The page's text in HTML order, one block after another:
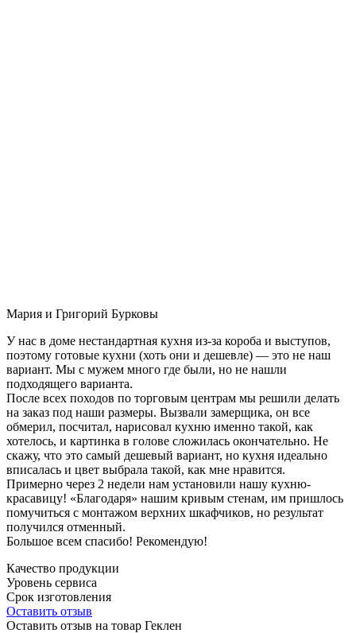
Мария и Григорий Бурковы
У нас в доме нестандартная кухня из-за короба и выступов,
поэтому готовые кухни (хоть они и дешевле) — это не наш
вариант. Мы с мужем много где были, но не нашли
подходящего варианта.
После всех походов по торговым центрам мы решили делать
на заказ под наши размеры. Вызвали замерщика, он все
обмерил, посчитал, нарисовал кухню именно такой, как
хотелось, и картинка в голове сложилась окончательно. Не
скажу, что это самый дешевый вариант, но кухня идеально
вписалась и цвет выбрала такой, как мне нравится.
Примерно через 2 недели нам установили нашу кухню-
красавицу! «Благодаря» нашим кривым стенам, им пришлось
помучиться с монтажом верхних шкафчиков, но результат
получился отменный.
Большое всем спасибо! Рекомендую!
Качество продукции
Уровень сервиса
Срок изготовления
Оставить отзыв
Оставить отзыв на товар Геклен